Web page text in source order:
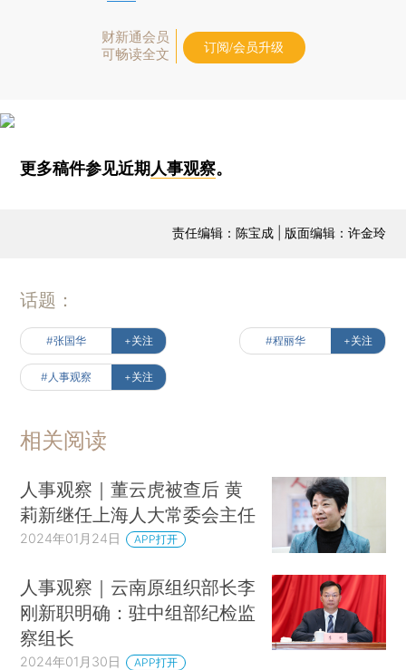
财新通会员
可畅读全文
订阅/会员升级
更多稿件参见近期人事观察。
责任编辑：陈宝成 | 版面编辑：许金玲
话题：
#张国华 +关注 #程丽华 +关注
#人事观察 +关注
相关阅读
人事观察｜董云虎被查后 黄
莉新继任上海人大常委会主任
2024年01月24日 APP打开
人事观察｜云南原组织部长李
刚新职明确：驻中组部纪检监
察组长
2024年01月30日 APP打开